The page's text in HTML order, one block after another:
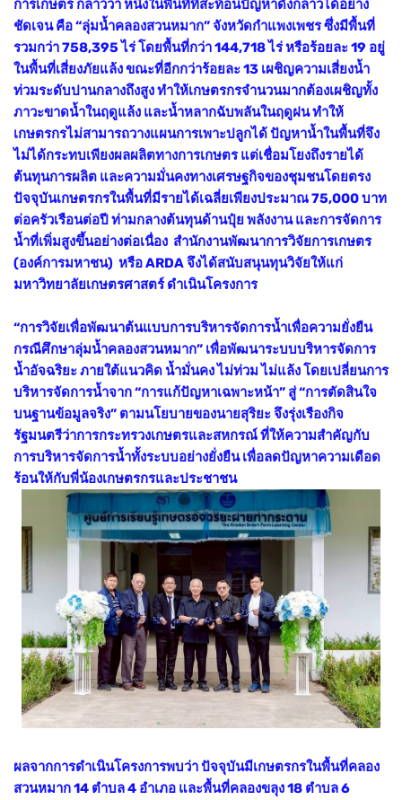
การเกษตร กล่าวว่า หนึ่งในพื้นที่ที่สะท้อนปัญหาดังกล่าวได้อย่าง
ชัดเจน คือ “ลุ่มน้ำคลองสวนหมาก” จังหวัดกำแพงเพชร ซึ่งมีพื้นที่
รวมกว่า 758,395 ไร่ โดยพื้นที่กว่า 144,718 ไร่ หรือร้อยละ 19 อยู่
ในพื้นที่เสี่ยงภัยแล้ง ขณะที่อีกกว่าร้อยละ 13 เผชิญความเสี่ยงน้ำ
ท่วมระดับปานกลางถึงสูง ทำให้เกษตรกรจำนวนมากต้องเผชิญทั้ง
ภาวะขาดน้ำในฤดูแล้ง และน้ำหลากฉับพลันในฤดูฝน ทำให้
เกษตรกรไม่สามารถวางแผนการเพาะปลูกได้ ปัญหาน้ำในพื้นที่จึง
ไม่ได้กระทบเพียงผลผลิตทางการเกษตร แต่เชื่อมโยงถึงรายได้
ต้นทุนการผลิต และความมั่นคงทางเศรษฐกิจของชุมชนโดยตรง
ปัจจุบันเกษตรกรในพื้นที่มีรายได้เฉลี่ยเพียงประมาณ 75,000 บาท
ต่อครัวเรือนต่อปี ท่ามกลางต้นทุนด้านปุ๋ย พลังงาน และการจัดการ
น้ำที่เพิ่มสูงขึ้นอย่างต่อเนื่อง สำนักงานพัฒนาการวิจัยการเกษตร
(องค์การมหาชน) หรือ ARDA จึงได้สนับสนุนทุนวิจัยให้แก่
มหาวิทยาลัยเกษตรศาสตร์ ดำเนินโครงการ
“การวิจัยเพื่อพัฒนาต้นแบบการบริหารจัดการน้ำเพื่อความยั่งยืน
กรณีศึกษาลุ่มน้ำคลองสวนหมาก” เพื่อพัฒนาระบบบริหารจัดการ
น้ำอัจฉริยะ ภายใต้แนวคิด น้ำมั่นคง ไม่ท่วม ไม่แล้ง โดยเปลี่ยนการ
บริหารจัดการน้ำจาก “การแก้ปัญหาเฉพาะหน้า” สู่ “การตัดสินใจ
บนฐานข้อมูลจริง” ตามนโยบายของนายสุริยะ จึงรุ่งเรืองกิจ
รัฐมนตรีว่าการกระทรวงเกษตรและสหกรณ์ ที่ให้ความสำคัญกับ
การบริหารจัดการน้ำทั้งระบบอย่างยั่งยืน เพื่อลดปัญหาความเดือด
ร้อนให้กับพี่น้องเกษตรกรและประชาชน
ผลจากการดำเนินโครงการพบว่า ปัจจุบันมีเกษตรกรในพื้นที่คลอง
สวนหมาก 14 ตำบล 4 อำเภอ และพื้นที่คลองขลุง 18 ตำบล 6